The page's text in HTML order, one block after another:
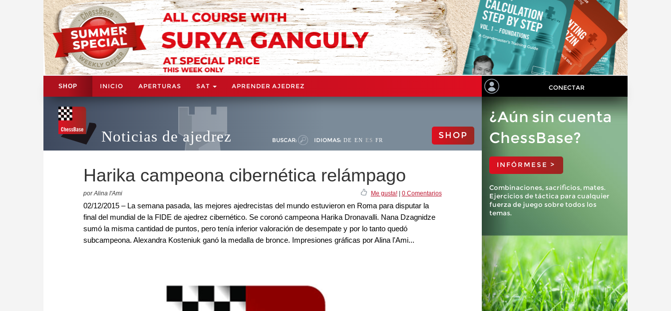
SHOP INICIO APERTURAS SAT APRENDER AJEDREZ CONECTAR
Noticias de ajedrez BUSCAR: IDIOMAS: DE EN ES FR SHOP
Harika campeona cibernética relámpago
por Alina l'Ami Me gusta!| 0 Comentarios
02/12/2015 – La semana pasada, las mejores ajedrecistas del mundo estuvieron en Roma para disputar la
final del mundial de la FIDE de ajedrez cibernético. Se coronó campeona Harika Dronavalli. Nana Dzagnidze
sumó la misma cantidad de puntos, pero tenía inferior valoración de desempate y por lo tanto quedó
subcampeona. Alexandra Kosteniuk ganó la medalla de bronce. Impresiones gráficas por Alina l'Ami...
¿Aún sin cuenta
ChessBase?
INFÓRMESE >
Combinaciones, sacrificios, mates.
Ejercicios de táctica para cualquier
fuerza de juego sobre todos los
temas.